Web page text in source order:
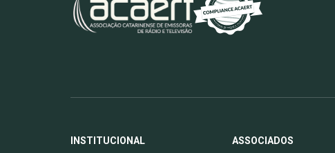
INSTITUCIONAL
ASSOCIADOS